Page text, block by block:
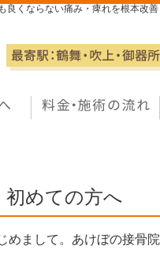
良くならない痛み・痺れを根本改善
初めての方へ
めまして。あけぼの接骨